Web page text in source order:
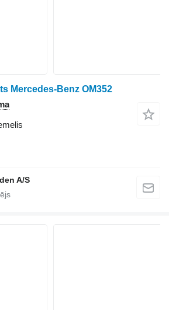
Mercedes-Benz OM352
A/S